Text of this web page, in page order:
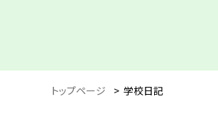
トップページ > 学校日記